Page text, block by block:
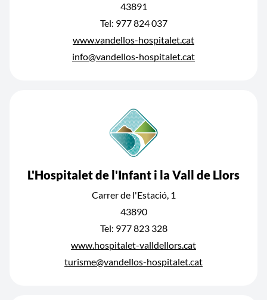
43891
Tel: 977 824 037
www.vandellos-hospitalet.cat
info@vandellos-hospitalet.cat
L'Hospitalet de l'Infant i la Vall de Llors
Carrer de l'Estació, 1
43890
Tel: 977 823 328
www.hospitalet-valldellors.cat
turisme@vandellos-hospitalet.cat